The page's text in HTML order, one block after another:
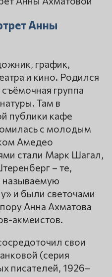
Анны
график,
и кино. Родился
группа
Там в
публики кафе
с молодым
Амедео
стали Марк Шагал,
– те,
называемую
и были светочами
Анна Ахматова
акмеистов.
свои
(серия
писателей, 1926–